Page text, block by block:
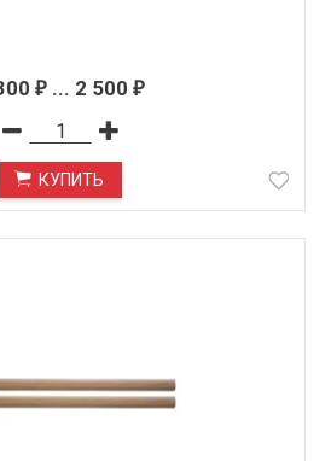
₽... 2 500 ₽
КУПИТЬ